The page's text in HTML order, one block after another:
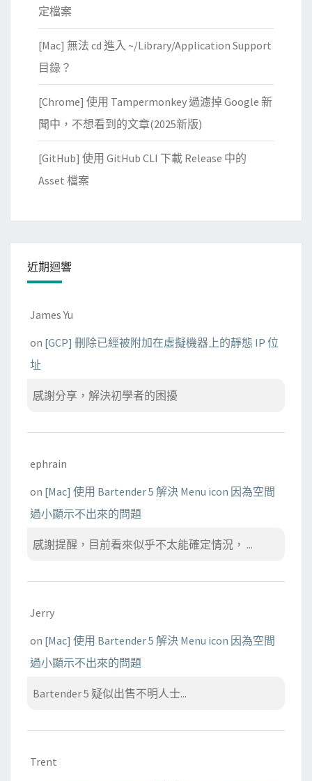
定檔案
[Mac] 無法 cd 進入 ~/Library/Application Support
目錄？
[Chrome] 使用 Tampermonkey 過濾掉 Google 新
聞中，不想看到的文章(2025新版)
[GitHub] 使用 GitHub CLI 下載 Release 中的
Asset 檔案
近期迴響
James Yu
on [GCP] 刪除已經被附加在虛擬機器上的靜態 IP 位
址
感謝分享，解決初學者的困擾
ephrain
on [Mac] 使用 Bartender 5 解決 Menu icon 因為空間
過小顯示不出來的問題
感謝提醒，目前看來似乎不太能確定情況， ...
Jerry
on [Mac] 使用 Bartender 5 解決 Menu icon 因為空間
過小顯示不出來的問題
Bartender 5 疑似出售不明人士...
Trent